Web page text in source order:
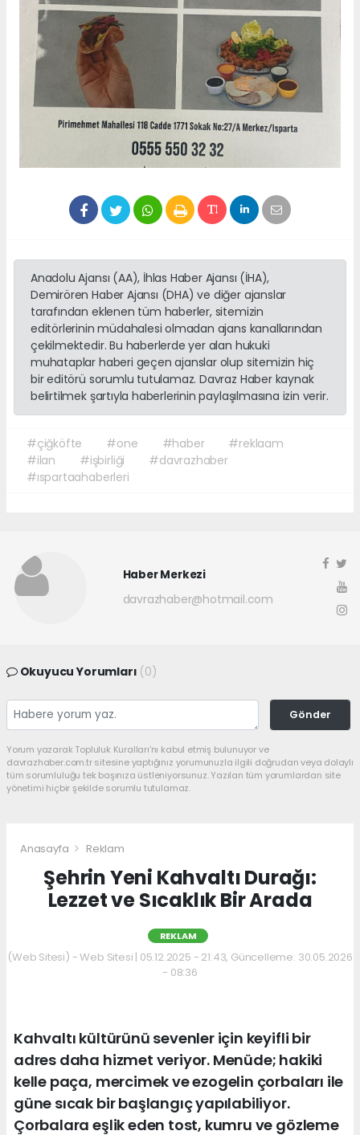
Anadolu Ajansı (AA), İhlas Haber Ajansı (İHA),
Demirören Haber Ajansı (DHA) ve diğer ajanslar
tarafından eklenen tüm haberler, sitemizin
editörlerinin müdahalesi olmadan ajans kanallarından
çekilmektedir. Bu haberlerde yer alan hukuki
muhataplar haberi geçen ajanslar olup sitemizin hiç
bir editörü sorumlu tutulamaz. Davraz Haber kaynak
belirtilmek şartıyla haberlerinin paylaşılmasına izin verir.
#çiğköfte #one #haber
#reklaam
#ilan
#işbirliği
#davrazhaber
#ıspartaahaberleri
Haber Merkezi
davrazhaber@hotmail.com
Okuyucu Yorumları (0)
Gönder
Yorum yazarak Topluluk Kuralları’nı kabul etmiş bulunuyor ve
davrazhaber.com.tr sitesine yaptığınız yorumunuzla ilgili doğrudan veya dolaylı
tüm sorumluluğu tek başınıza üstleniyorsunuz. Yazılan tüm yorumlardan site
yönetimi hiçbir şekilde sorumlu tutulamaz.
Anasayfa Reklam
Şehrin Yeni Kahvaltı Durağı:
Lezzet ve Sıcaklık Bir Arada
REKLAM
(Web Sitesi) - Web Sitesi | 05.12.2025 - 21:43, Güncelleme: 30.05.2026
- 08:36
Kahvaltı kültürünü sevenler için keyifli bir
adres daha hizmet veriyor. Menüde; hakiki
kelle paça, mercimek ve ezogelin çorbaları ile
güne sıcak bir başlangıç yapılabiliyor.
Çorbalara eşlik eden tost, kumru ve gözleme